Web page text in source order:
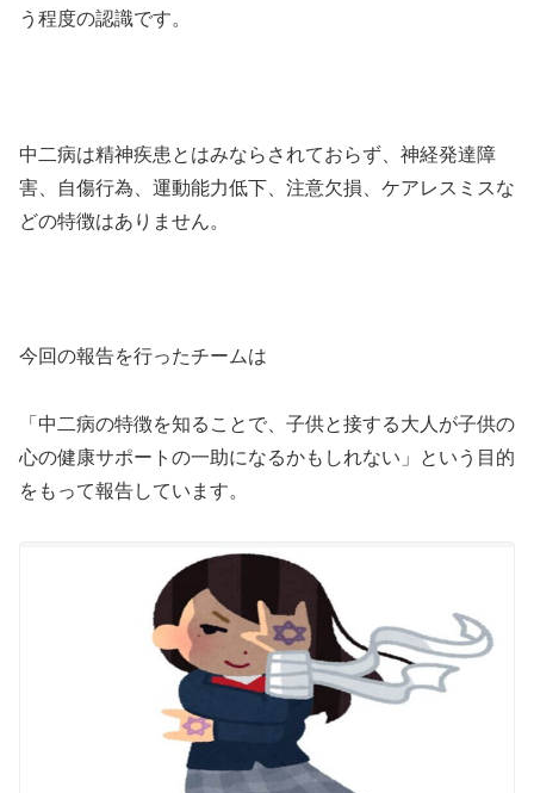
う程度の認識です。
中二病は精神疾患とはみならされておらず、神経発達障
害、自傷行為、運動能力低下、注意欠損、ケアレスミスな
どの特徴はありません。
今回の報告を行ったチームは
「中二病の特徴を知ることで、子供と接する大人が子供の
心の健康サポートの一助になるかもしれない」という目的
をもって報告しています。